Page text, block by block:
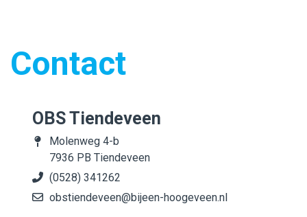
Contact
OBS Tiendeveen
Molenweg 4-b
7936 PB Tiendeveen
(0528) 341262
obstiendeveen@bijeen-hoogeveen.nl